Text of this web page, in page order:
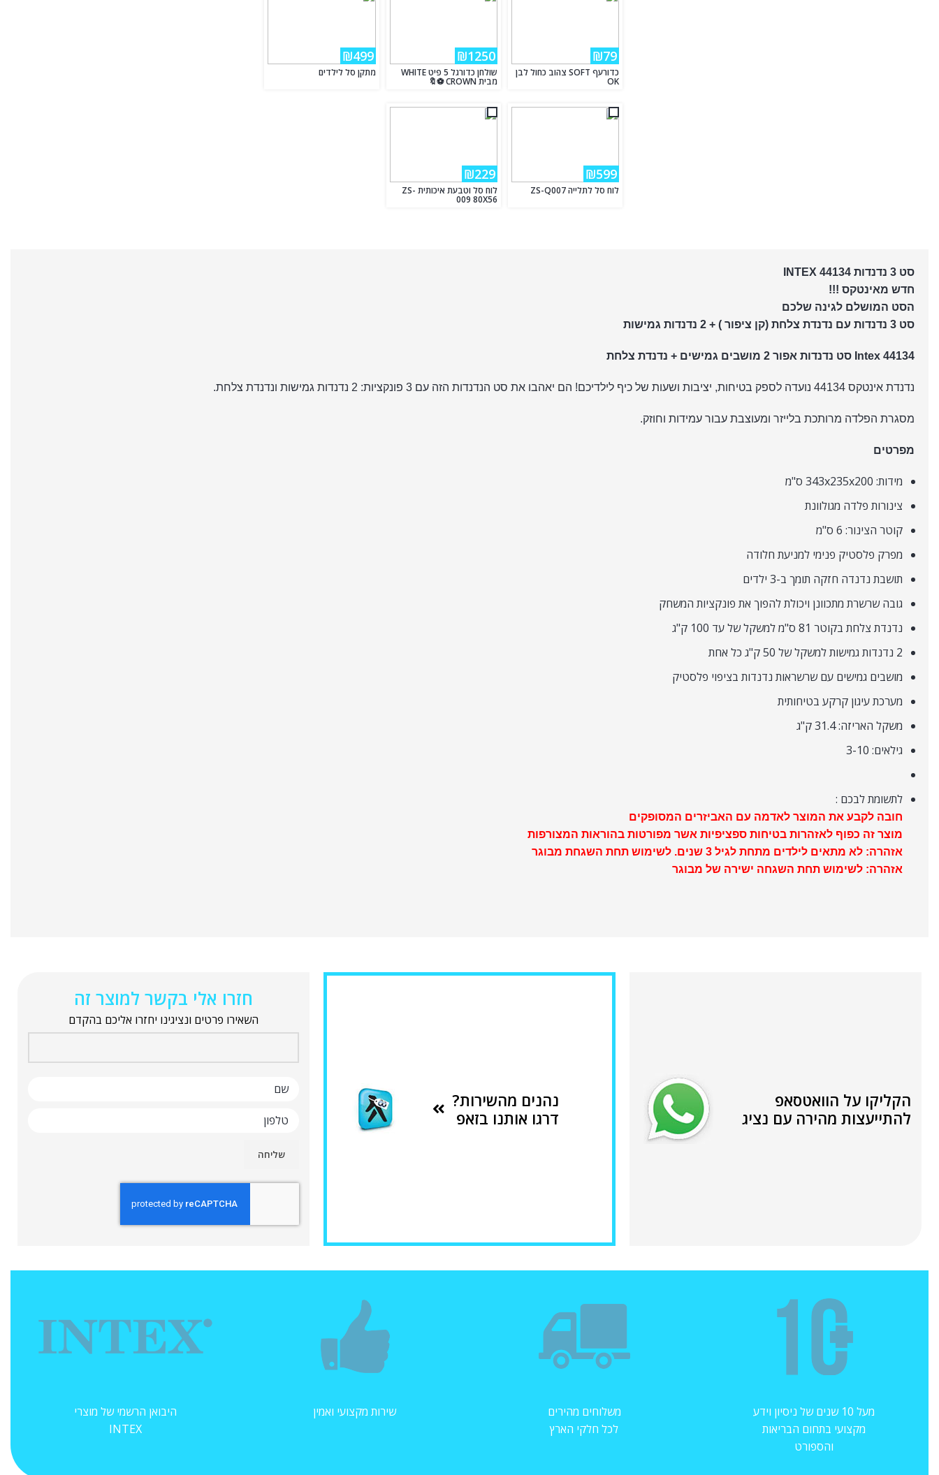
₪79
כדורעף SOFT צהוב כחול לבן
OK
₪1250
שולחן כדורגל 5 פיט WHITE
מבית CROWN ⚽🔖
₪499
מתקן סל לילדים
₪599
לוח סל לתלייה ZS-Q007
₪229
לוח סל וטבעת איכותית ZS-
009 80X56
סט 3 נדנדות INTEX 44134
חדש מאינטקס !!!
הסט המושלם לגינה שלכם
סט 3 נדנדות עם נדנדת צלחת (קן ציפור ) + 2 נדנדות גמישות
Intex 44134 סט נדנדות אפור 2 מושבים גמישים + נדנדת צלחת
נדנדת אינטקס 44134 נועדה לספק בטיחות, יציבות ושעות של כיף לילדיכם! הם יאהבו את סט הנדנדות הזה עם 3 פונקציות: 2 נדנדות גמישות ונדנדת צלחת.
מסגרת הפלדה מרותכת בלייזר ומעוצבת עבור עמידות וחוזק.
מפרטים
מידות: 343x235x200 ס"מ
צינורות פלדה מגולוונת
קוטר הצינור: 6 ס"מ
מפרק פלסטיק פנימי למניעת חלודה
תושבת נדנדה חזקה תומך ב-3 ילדים
גובה שרשרת מתכוונן ויכולת להפוך את פונקציות המשחק
נדנדת צלחת בקוטר 81 ס"מ למשקל של עד 100 ק"ג
2 נדנדות גמישות למשקל של 50 ק"ג כל אחת
מושבים גמישים עם שרשראות נדנדות בציפוי פלסטיק
מערכת עיגון קרקע בטיחותית
משקל האריזה: 31.4 ק"ג
גילאים: 3-10
לתשומת לבכם :
חובה לקבע את המוצר לאדמה עם האביזרים המסופקים
מוצר זה כפוף לאזהרות בטיחות ספציפיות אשר מפורטות בהוראות המצורפות
אזהרה: לא מתאים לילדים מתחת לגיל 3 שנים. לשימוש תחת השגחת מבוגר
אזהרה: לשימוש תחת השגחה ישירה של מבוגר
הקליקו על הוואטסאפ
להתייעצות מהירה עם נציג
נהנים מהשירות?
דרגו אותנו בזאפ
חזרו אלי בקשר למוצר זה
השאירו פרטים ונציגינו יחזרו אליכם בהקדם
מעל 10 שנים של ניסיון וידע
מקצועי בתחום הבריאות
והספורט
משלוחים מהירים
לכל חלקי הארץ
שירות מקצועי ואמין
היבואן הרשמי של מוצרי
INTEX